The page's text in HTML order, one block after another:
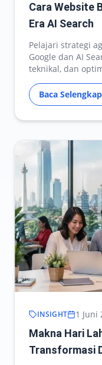
Cara Website
Era AI Search
Pelajari strategi
Google dan AI
teknikal, dan
Baca
INSIGHT 1 Juni
Makna Hari
Transformasi